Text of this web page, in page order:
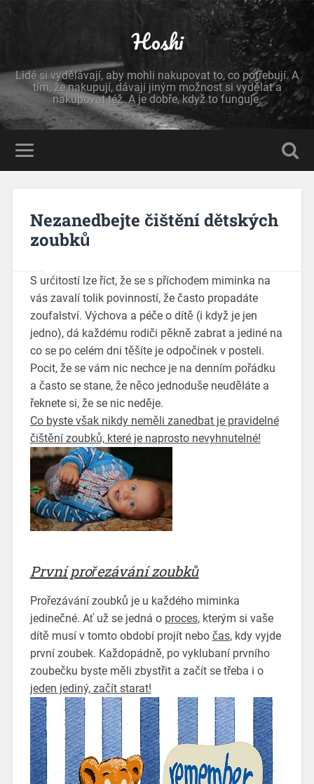
Hoshi
Lidé si vydělávají, aby mohli nakupovat to, co potřebují. A
tím, že nakupují, dávají jiným možnost si vydělat a
nakupovat též. A je dobře, když to funguje.
Nezanedbejte čištění dětských
zoubků
S určitostí lze říct, že se s příchodem miminka na
vás zavalí tolik povinností, že často propadáte
zoufalství. Výchova a péče o dítě (i když je jen
jedno), dá každému rodiči pěkně zabrat a jediné na
co se po celém dni těšíte je odpočinek v posteli.
Pocit, že se vám nic nechce je na denním pořádku
a často se stane, že něco jednoduše neuděláte a
řeknete si, že se nic neděje.
Co byste však nikdy neměli zanedbat je pravidelné
čištění zoubků, které je naprosto nevyhnutelné!
První prořezávání zoubků
Prořezávání zoubků je u každého miminka
jedinečné. Ať už se jedná o proces, kterým si vaše
dítě musí v tomto období projít nebo čas, kdy vyjde
první zoubek. Každopádně, po vyklubaní prvního
zoubečku byste měli zbystřit a začít se třeba i o
jeden jediný, začít starat!